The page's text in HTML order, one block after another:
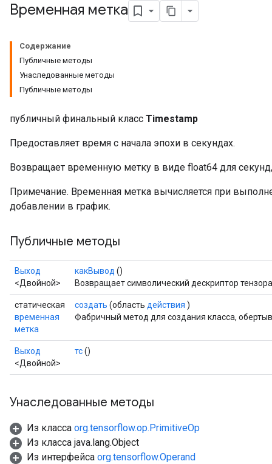
Временная метка
Содержание
Публичные методы
Унаследованные методы
Публичные методы
публичный финальный класс Timestamp
Предоставляет время с начала эпохи в секундах.
Возвращает временную метку в виде float64 для
Примечание. Временная метка вычисляется при
добавлении в график.
Публичные методы
Выход
<Двойной>
какВывод ()
Возвращает символический дескриптор
статическая
временная
метка
создать (область действия )
Фабричный метод для создания класса,
Выход
<Двойной>
тс()
Унаследованные методы
Из класса org.tensorflow.op.PrimitiveOp
Из класса java.lang.Object
Из интерфейса org.tensorflow.Operand